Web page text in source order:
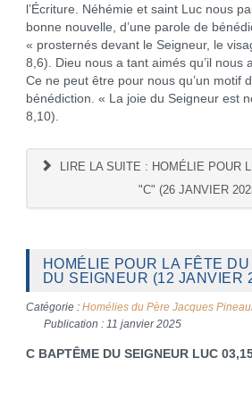
l’Écriture. Néhémie et saint Luc nous
bonne nouvelle, d’une parole de
« prosternés devant le Seigneur, le
8,6). Dieu nous a tant aimés qu’il nous
Ce ne peut être pour nous qu’un motif
bénédiction. « La joie du Seigneur est
8,10).
LIRE LA SUITE : HOMÉLIE POUR
"C" (26 JANVIER
HOMÉLIE POUR LA FÊTE
DU SEIGNEUR (12 JANVIER
Catégorie : Homélies du Père Jacques
Publication : 11 janvier 2025
C BAPTÊME DU SEIGNEUR LUC